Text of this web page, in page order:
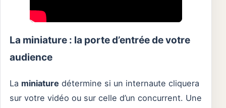
La miniature : la porte d’entrée de votre
audience
La miniature détermine si un internaute cliquera
sur votre vidéo ou sur celle d’un concurrent. Une